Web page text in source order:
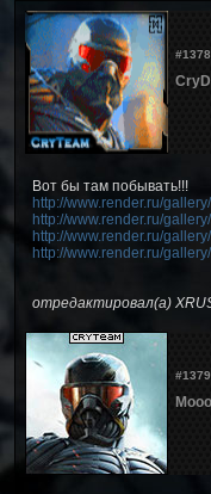
Вот бы там побывать!!!
http://www.render.ru/
http://www.render.ru/
http://www.render.ru/
http://www.render.ru/
отредактировал(а)